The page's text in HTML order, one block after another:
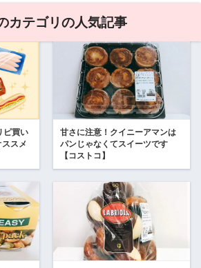
カテゴリの人気記事
ピ買い
スメ
甘さに注意！クイニーアマンは
パンじゃなくてスイーツです
【コストコ】